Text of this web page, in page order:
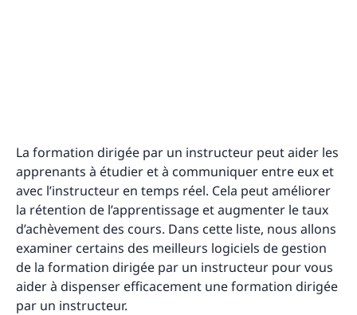
La formation dirigée par un instructeur peut aider les
apprenants à étudier et à communiquer entre eux et
avec l’instructeur en temps réel. Cela peut améliorer
la rétention de l’apprentissage et augmenter le taux
d’achèvement des cours. Dans cette liste, nous allons
examiner certains des meilleurs logiciels de gestion
de la formation dirigée par un instructeur pour vous
aider à dispenser efficacement une formation dirigée
par un instructeur.